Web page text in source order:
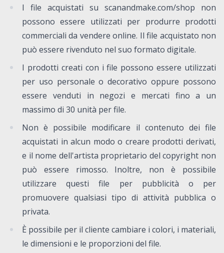
I file acquistati su scanandmake.com/shop non
possono essere utilizzati per produrre prodotti
commerciali da vendere online. Il file acquistato non
può essere rivenduto nel suo formato digitale.
I prodotti creati con i file possono essere utilizzati
per uso personale o decorativo oppure possono
essere venduti in negozi e mercati fino a un
massimo di 30 unità per file.
Non è possibile modificare il contenuto dei file
acquistati in alcun modo o creare prodotti derivati,
e il nome dell'artista proprietario del copyright non
può essere rimosso. Inoltre, non è possibile
utilizzare questi file per pubblicità o per
promuovere qualsiasi tipo di attività pubblica o
privata.
È possibile per il cliente cambiare i colori, i materiali,
le dimensioni e le proporzioni del file.